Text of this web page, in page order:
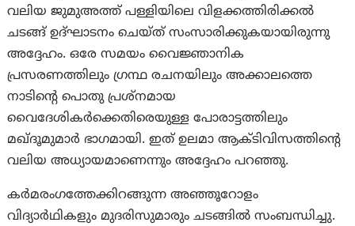
വലിയ ജുമുഅത്ത് പള്ളിയിലെ വിളക്കത്തിരിക്കൽ
ചടങ്ങ് ഉദ്ഘാടനം ചെയ്ത് സംസാരിക്കുകയായിരുന്നു
അദ്ദേഹം. ഒരേ സമയം വൈജ്ഞാനിക
പ്രസരണത്തിലും ഗ്രന്ഥ രചനയിലും അക്കാലത്തെ
നാടിന്റെ പൊതു പ്രശ്നമായ
വൈദേശികർക്കെതിരെയുള്ള പോരാട്ടത്തിലും
മഖ്‌ദൂമുമാർ ഭാഗമായി. ഇത് ഉലമാ ആക്ടിവിസത്തിന്റെ
വലിയ അധ്യായമാണെന്നും അദ്ദേഹം പറഞ്ഞു.
കർമരംഗത്തേക്കിറങ്ങുന്ന അഞ്ഞൂറോളം
വിദ്യാർഥികളും മുദരിസുമാരും ചടങ്ങിൽ സംബന്ധിച്ചു.